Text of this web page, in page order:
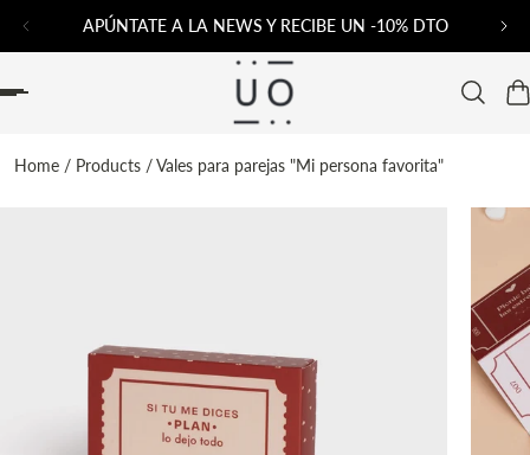
CONTENIDOAPÚNTATE A LA NEWS Y RECIBE UN -10% DTO
Home / Products /Vales para parejas "Mi persona favorita"